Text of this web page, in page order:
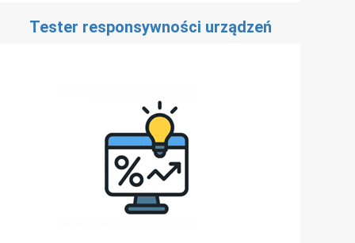
Tester responsywności urządzeń